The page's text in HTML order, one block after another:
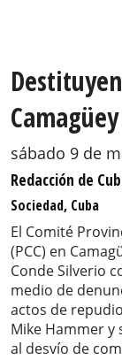
sábado 9 de
Redacción de
Sociedad, Cuba
El Comité
(PCC) en
Conde Silverio
medio de
actos de
Mike Hammer
al desvío de